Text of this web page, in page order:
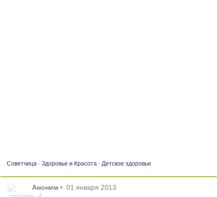
Советчица- Здоровье и Красота - Детское здоровье
Аноним • 01 января 2013